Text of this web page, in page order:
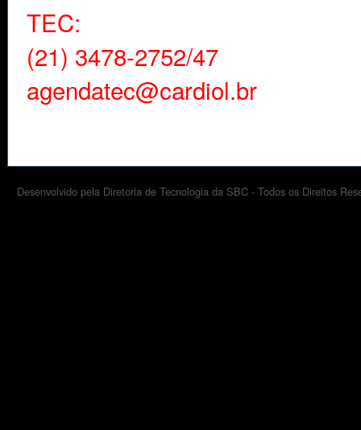
TEC:
(21) 3478-2752/47
agendatec@cardiol.br
Desenvolvido pela Diretoria de Tecnologia da SBC - Todos os Direitos